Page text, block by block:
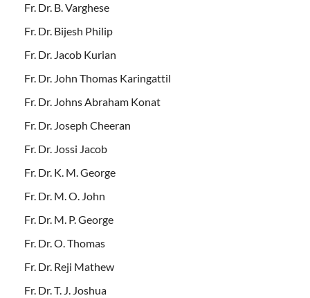
Fr. Dr. B. Varghese
Fr. Dr. Bijesh Philip
Fr. Dr. Jacob Kurian
Fr. Dr. John Thomas Karingattil
Fr. Dr. Johns Abraham Konat
Fr. Dr. Joseph Cheeran
Fr. Dr. Jossi Jacob
Fr. Dr. K. M. George
Fr. Dr. M. O. John
Fr. Dr. M. P. George
Fr. Dr. O. Thomas
Fr. Dr. Reji Mathew
Fr. Dr. T. J. Joshua